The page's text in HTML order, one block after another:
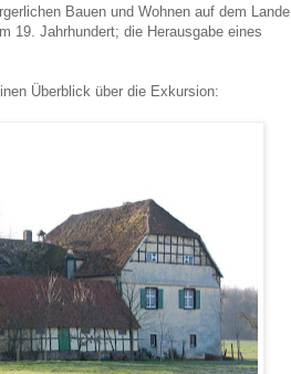
Bauen und Wohnen auf dem Lande
19. Jahrhundert; die Herausgabe eines
Überblick über die Exkursion: